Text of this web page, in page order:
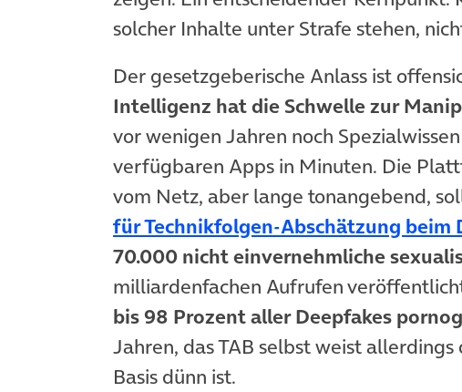
solcher Inhalte unter Strafe stehen,
Der gesetzgeberische Anlass ist
Intelligenz hat die Schwelle zur
vor wenigen Jahren noch
verfügbaren Apps in Minuten. Die
vom Netz, aber lange tonangebend,
für Technikfolgen-Abschätzung beim
70.000 nicht einvernehmliche
milliardenfachen Aufrufen
bis 98 Prozent aller Deepfakes
Jahren, das TAB selbst weist
Basis dünn ist.